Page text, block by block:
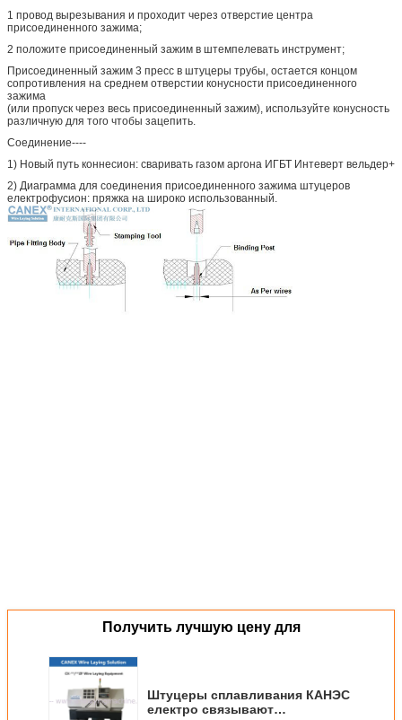
1 провод вырезывания и проходит через отверстие центра
присоединенного зажима;
2 положите присоединенный зажим в штемпелевать инструмент;
Присоединенный зажим 3 пресс в штуцеры трубы, остается концом
сопротивления на среднем отверстии конусности присоединенного
зажима
(или пропуск через весь присоединенный зажим), используйте конусность
различную для того чтобы зацепить.
Соединение----
1) Новый путь коннесион: сваривать газом аргона ИГБТ Интеверт вельдер+
2) Диаграмма для соединения присоединенного зажима штуцеров
електрофусион: пряжка на широко использованный.
Получить лучшую цену для
Штуцеры сплавливания КАНЭС
електро связывают